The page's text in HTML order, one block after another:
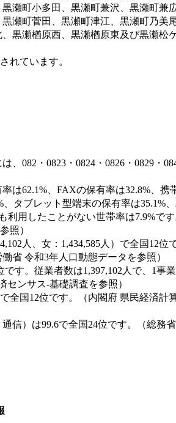
瀬町小多田、黒瀬町兼沢、黒瀬町兼
瀬町菅田、黒瀬町津江、黒瀬町乃美
黒瀬楢原西、黒瀬楢原東及び黒瀬松
れています。
082・0823・0824・0826・0829・
は62.1%、FAXの保有率は32.8%、携
タブレット型端末の保有率は35.1%
利用したことがない世帯率は7.9%で
照）
人、女：1,434,585人）で全国12位
省 令和3年人口動態データを参照）
です。従業者数は1,397,102人で、1事
ンサス‐基礎調査を参照）
全国12位です。（内閣府 県民経済計
信）は99.6で全国24位です。（総務